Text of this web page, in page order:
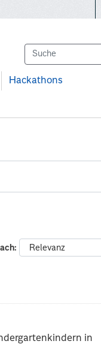
Hackathons
in